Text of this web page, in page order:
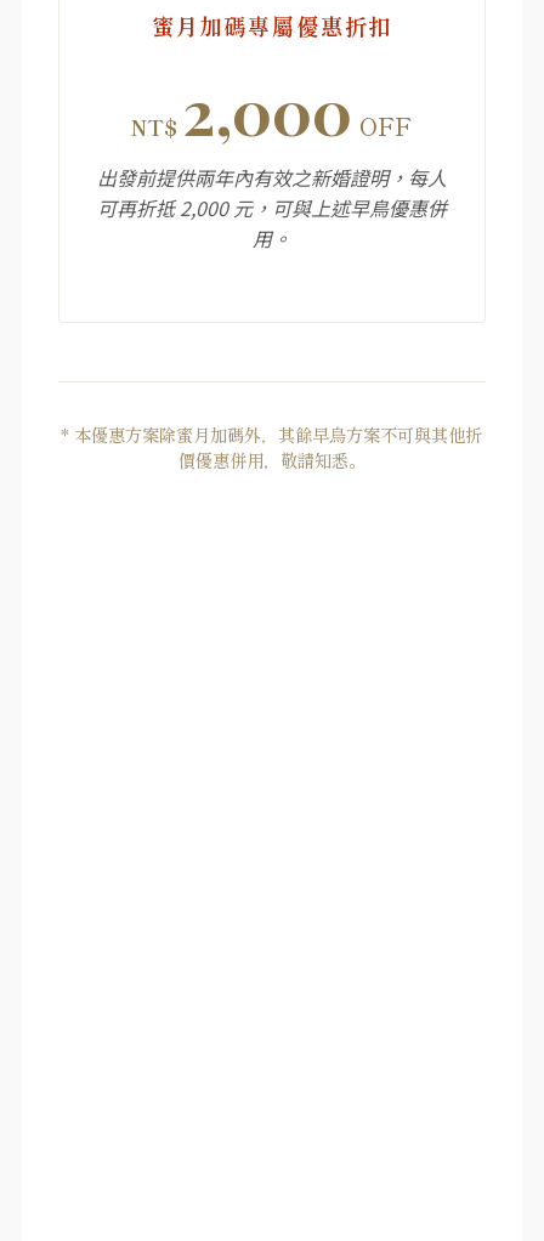
蜜月加碼專屬優惠折扣
NT$ 2,000 OFF
出發前提供兩年內有效之新婚證明，每人
可再折抵 2,000 元，可與上述早鳥優惠併
用。
* 本優惠方案除蜜月加碼外，其餘早鳥方案不可與其他折
價優惠併用，敬請知悉。